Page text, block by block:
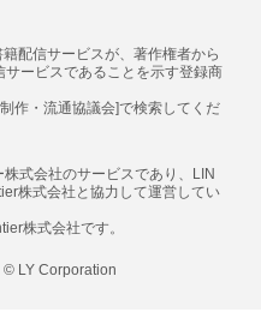
配信サービスが、著作権者から
ービスであることを示す登録商
作・流通協議会]で検索してくだ
式会社のサービスであり、LIN
株式会社と協力して運営してい
株式会社です。
LY Corporation